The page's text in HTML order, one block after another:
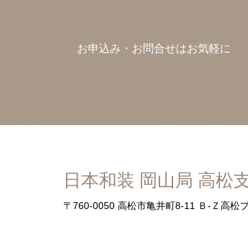
お申込み・お問合せはお気軽に
日本和装 岡山局 高松
〒760-0050 高松市亀井町8-11 Ｂ-Ｚ高松